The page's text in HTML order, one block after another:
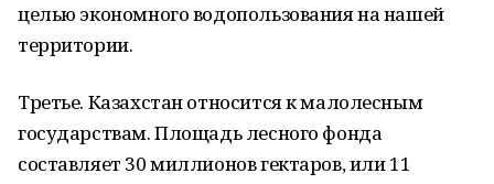
целью экономного водопользования на нашей
территории.
Третье. Казахстан относится к малолесным
государствам. Площадь лесного фонда
составляет 30 миллионов гектаров, или 11